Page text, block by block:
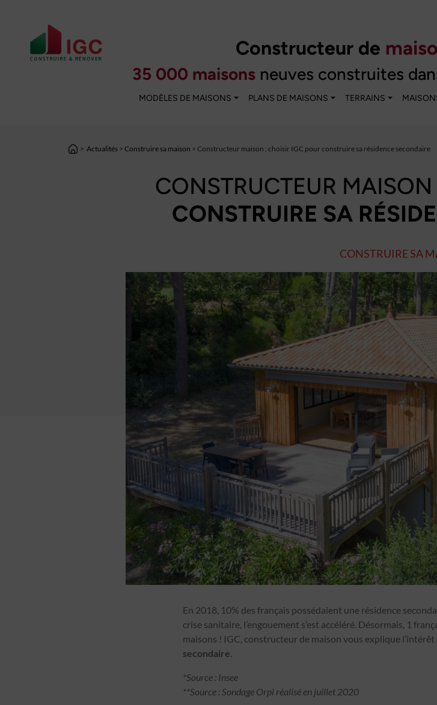
Constructeur de
35 000 maisonsneuves construites
MODÈLES DE MAISONS PLANS DE MAISONS TERRAINS
> Actualités > Construire sa maison > Constructeur maison : choisir IGC pour construire sa résidence secondaire
CONSTRUCTEUR
CONSTRUIRE SA
CONSTRUIRE SA
En 2018, 10% des français possédaient une résidence
crise sanitaire, l’engouement s’est accéléré. Désormais, 1
maisons ! IGC, constructeur de maison vous explique l’intérêt
secondaire
*Source : Insee
**Source : Sondage Orpi réalisé en juillet 2020